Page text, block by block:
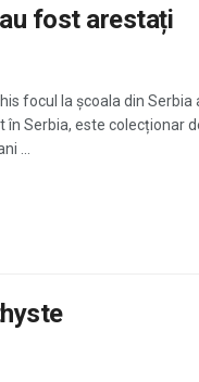
fost arestați
focul la școala din Serbia
Serbia, este colecționar
...